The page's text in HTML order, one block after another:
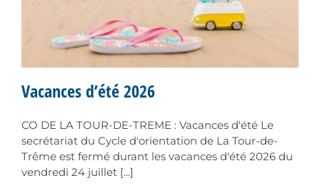
Vacances d’été 2026
CO DE LA TOUR-DE-TREME : Vacances d'été Le
secrétariat du Cycle d'orientation de La Tour-de-
Trême est fermé durant les vacances d'été 2026 du
vendredi 24 juillet [...]